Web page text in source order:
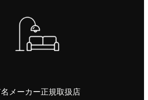
メーカー正規取扱店